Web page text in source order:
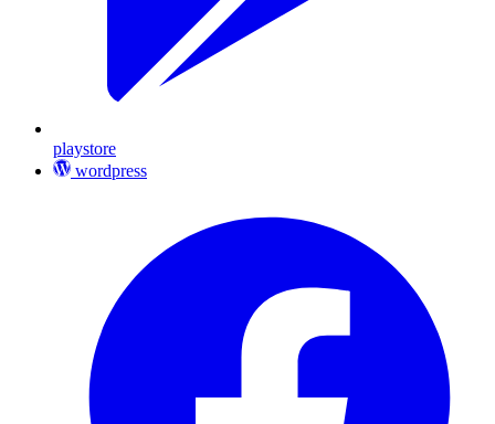
playstore
wordpress